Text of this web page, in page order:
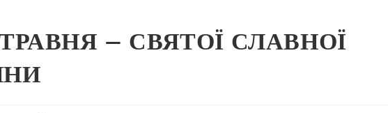
– СВЯТОЇ СЛАВНОЇ